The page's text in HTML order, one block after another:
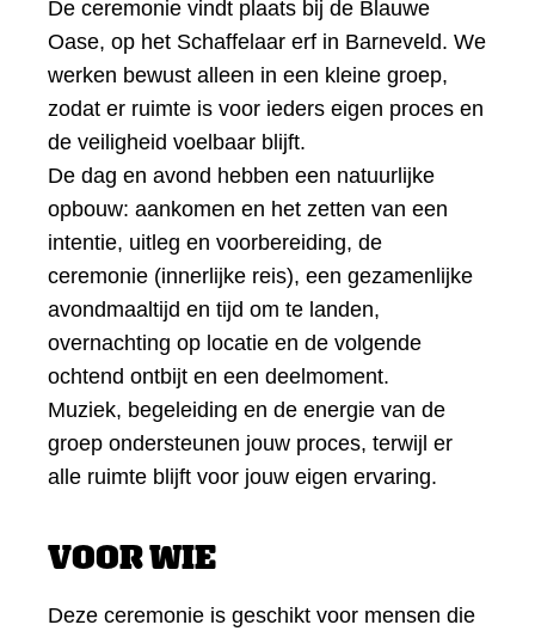
De ceremonie vindt plaats bij de Blauwe
Oase, op het Schaffelaar erf in Barneveld. We
werken bewust alleen in een kleine groep,
zodat er ruimte is voor ieders eigen proces en
de veiligheid voelbaar blijft.
De dag en avond hebben een natuurlijke
opbouw: aankomen en het zetten van een
intentie, uitleg en voorbereiding, de
ceremonie (innerlijke reis), een gezamenlijke
avondmaaltijd en tijd om te landen,
overnachting op locatie en de volgende
ochtend ontbijt en een deelmoment.
Muziek, begeleiding en de energie van de
groep ondersteunen jouw proces, terwijl er
alle ruimte blijft voor jouw eigen ervaring.
VOOR WIE
Deze ceremonie is geschikt voor mensen die